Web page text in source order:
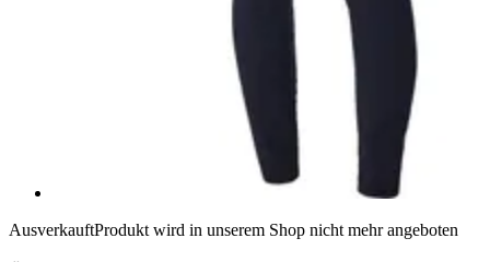
AusverkauftProdukt wird in unserem Shop nicht mehr angeboten